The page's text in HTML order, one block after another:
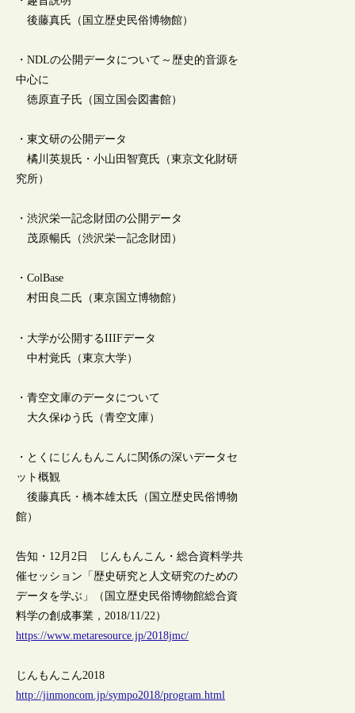
後藤真氏（国立歴史民俗博物館）
・NDLの公開データについて～歴史的音源を
中心に
徳原直子氏（国立国会図書館）
・東文研の公開データ
橘川英規氏・小山田智寛氏（東京文化財研
究所）
・渋沢栄一記念財団の公開データ
茂原暢氏（渋沢栄一記念財団）
・ColBase
村田良二氏（東京国立博物館）
・大学が公開するIIIFデータ
中村覚氏（東京大学）
・青空文庫のデータについて
大久保ゆう氏（青空文庫）
・とくにじんもんこんに関係の深いデータセ
ット概観
後藤真氏・橋本雄太氏（国立歴史民俗博物
館）
告知・12月2日 じんもんこん・総合資料学共
催セッション「歴史研究と人文研究のための
データを学ぶ」（国立歴史民俗博物館総合資
料学の創成事業，2018/11/22）
https://www.metaresource.jp/2018jmc/
じんもんこん2018
http://jinmoncom.jp/sympo2018/program.html